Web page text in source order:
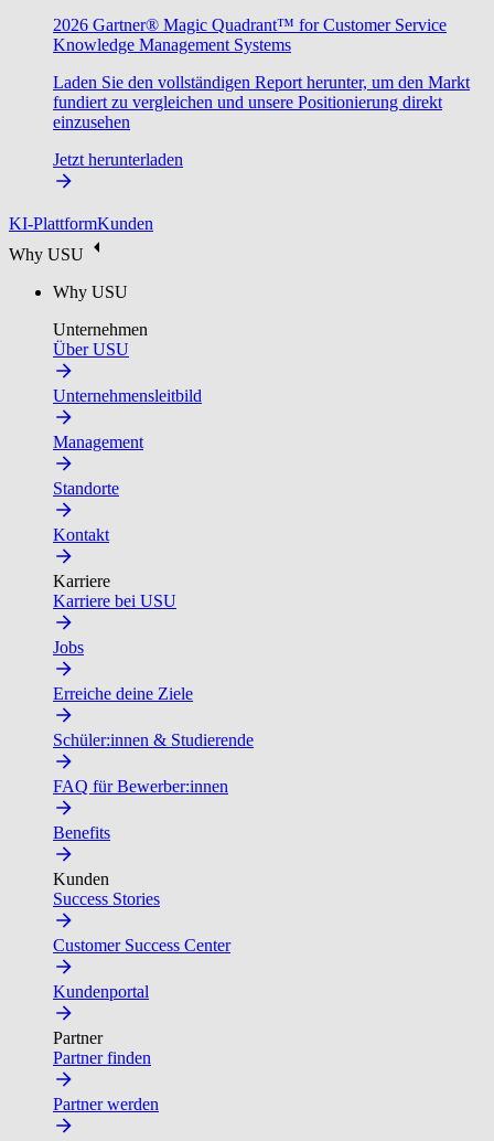
2026 Gartner® Magic Quadrant™ for Customer Service
Knowledge Management Systems
Laden Sie den vollständigen Report herunter, um den Markt
fundiert zu vergleichen und unsere Positionierung direkt
einzusehen
Jetzt herunterladen
KI-PlattformKunden
Why USU
Why USU
Unternehmen
Über USU
Unternehmensleitbild
Management
Standorte
Kontakt
Karriere
Karriere bei USU
Jobs
Erreiche deine Ziele
Schüler:innen & Studierende
FAQ für Bewerber:innen
Benefits
Kunden
Success Stories
Customer Success Center
Kundenportal
Partner
Partner finden
Partner werden